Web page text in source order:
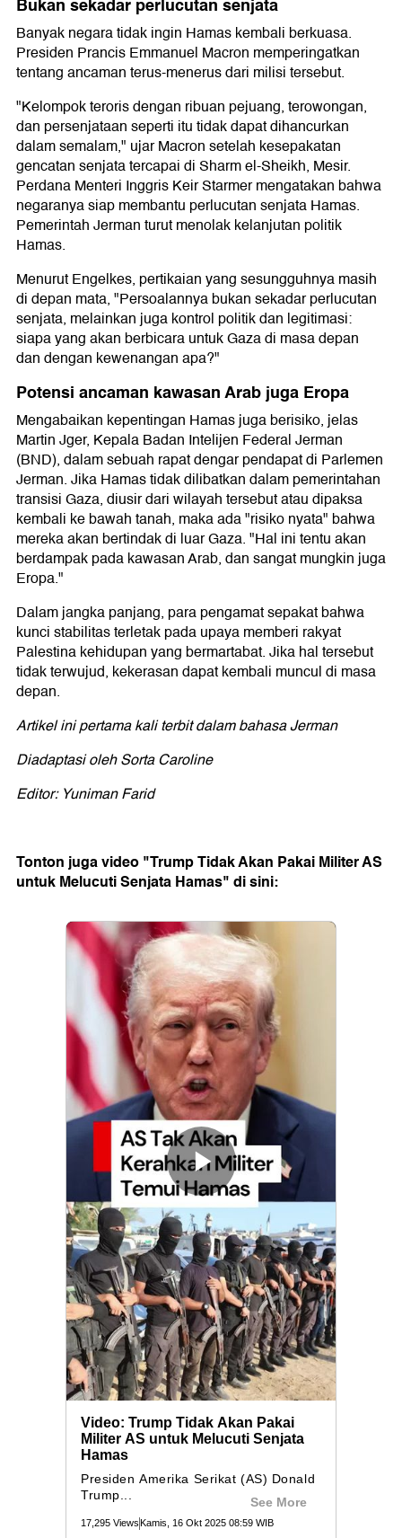
Bukan sekadar perlucutan senjata
Banyak negara tidak ingin Hamas kembali berkuasa.
Presiden Prancis Emmanuel Macron memperingatkan
tentang ancaman terus-menerus dari milisi tersebut.
"Kelompok teroris dengan ribuan pejuang, terowongan,
dan persenjataan seperti itu tidak dapat dihancurkan
dalam semalam," ujar Macron setelah kesepakatan
gencatan senjata tercapai di Sharm el-Sheikh, Mesir.
Perdana Menteri Inggris Keir Starmer mengatakan bahwa
negaranya siap membantu perlucutan senjata Hamas.
Pemerintah Jerman turut menolak kelanjutan politik
Hamas.
Menurut Engelkes, pertikaian yang sesungguhnya masih
di depan mata, "Persoalannya bukan sekadar perlucutan
senjata, melainkan juga kontrol politik dan legitimasi:
siapa yang akan berbicara untuk Gaza di masa depan
dan dengan kewenangan apa?"
Potensi ancaman kawasan Arab juga Eropa
Mengabaikan kepentingan Hamas juga berisiko, jelas
Martin Jger, Kepala Badan Intelijen Federal Jerman
(BND), dalam sebuah rapat dengar pendapat di Parlemen
Jerman. Jika Hamas tidak dilibatkan dalam pemerintahan
transisi Gaza, diusir dari wilayah tersebut atau dipaksa
kembali ke bawah tanah, maka ada "risiko nyata" bahwa
mereka akan bertindak di luar Gaza. "Hal ini tentu akan
berdampak pada kawasan Arab, dan sangat mungkin juga
Eropa."
Dalam jangka panjang, para pengamat sepakat bahwa
kunci stabilitas terletak pada upaya memberi rakyat
Palestina kehidupan yang bermartabat. Jika hal tersebut
tidak terwujud, kekerasan dapat kembali muncul di masa
depan.
Artikel ini pertama kali terbit dalam bahasa Jerman
Diadaptasi oleh Sorta Caroline
Editor: Yuniman Farid
Tonton juga video "Trump Tidak Akan Pakai Militer AS
untuk Melucuti Senjata Hamas" di sini: